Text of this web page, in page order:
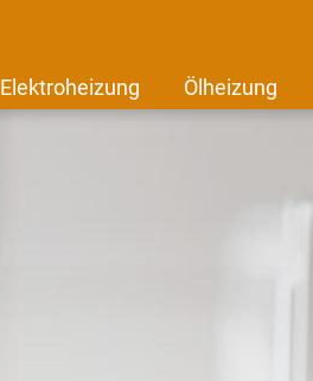
Elektroheizung Ölheizung